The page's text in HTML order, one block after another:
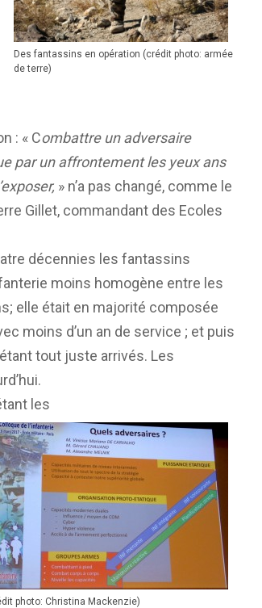
Des fantassins en opération (crédit photo: armée
de terre)
: « Combattre un adversaire
par un affrontement les yeux ans
» n’a pas changé, comme le
Gillet, commandant des Ecoles
décennies les fantassins
moins homogène entre les
elle était en majorité composée
moins d’un an de service ; et puis
tout juste arrivés. Les
les
photo: Christina Mackenzie)